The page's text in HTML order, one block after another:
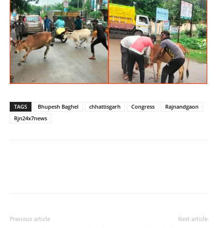
TAGS Bhupesh Baghel chhattisgarh Congress
Rajnandgaon
Rjn24x7news
Previous article Next article